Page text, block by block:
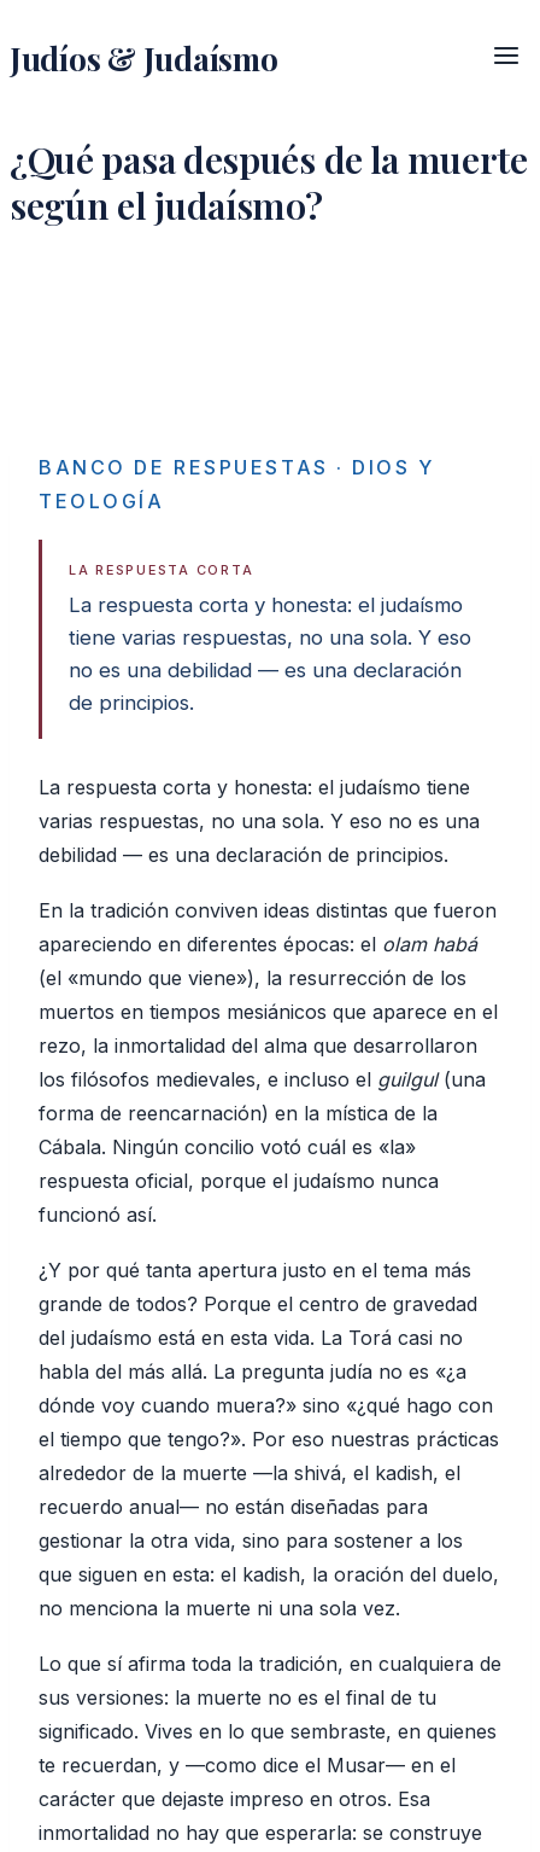
al
Judíos & Judaísmo
¿Qué pasa después de la muerte
según el judaísmo?
BANCO DE RESPUESTAS · DIOS Y
TEOLOGÍA
LA RESPUESTA CORTA
La respuesta corta y honesta: el judaísmo
tiene varias respuestas, no una sola. Y eso
no es una debilidad — es una declaración
de principios.
La respuesta corta y honesta: el judaísmo tiene
varias respuestas, no una sola. Y eso no es una
debilidad — es una declaración de principios.
En la tradición conviven ideas distintas que fueron
apareciendo en diferentes épocas: el olam habá
(el «mundo que viene»), la resurrección de los
muertos en tiempos mesiánicos que aparece en el
rezo, la inmortalidad del alma que desarrollaron
los filósofos medievales, e incluso el guilgul(una
forma de reencarnación) en la mística de la
Cábala. Ningún concilio votó cuál es «la»
respuesta oficial, porque el judaísmo nunca
funcionó así.
¿Y por qué tanta apertura justo en el tema más
grande de todos? Porque el centro de gravedad
del judaísmo está en esta vida. La Torá casi no
habla del más allá. La pregunta judía no es «¿a
dónde voy cuando muera?» sino «¿qué hago con
el tiempo que tengo?». Por eso nuestras prácticas
alrededor de la muerte —la shivá, el kadish, el
recuerdo anual— no están diseñadas para
gestionar la otra vida, sino para sostener a los
que siguen en esta: el kadish, la oración del duelo,
no menciona la muerte ni una sola vez.
Lo que sí afirma toda la tradición, en cualquiera de
sus versiones: la muerte no es el final de tu
significado. Vives en lo que sembraste, en quienes
te recuerdan, y —como dice el Musar— en el
carácter que dejaste impreso en otros. Esa
inmortalidad no hay que esperarla: se construye